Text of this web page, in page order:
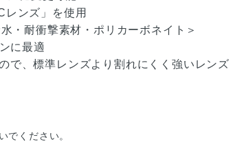
ンズ」を使用
・耐衝撃素材・ポリカーボネイト＞
に最適
で、標準レンズより割れにくく強いレンズ
でください。